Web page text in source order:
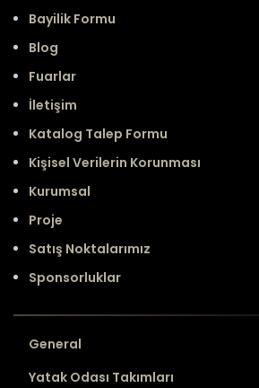
Bayilik Formu
Blog
Fuarlar
İletişim
Katalog Talep Formu
Kişisel Verilerin Korunması
Kurumsal
Proje
Satış Noktalarımız
Sponsorluklar
General
Yatak Odası Takımları